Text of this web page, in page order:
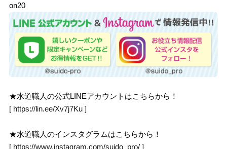
on20
★水道職人の公式LINEアカウントはこちらから！
[ https://lin.ee/Xv7j7Ku ]
★水道職人のインスタグラムはこちらから！
[ https://www.instagram.com/suido_pro/ ]